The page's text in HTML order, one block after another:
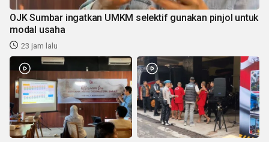
OJK Sumbar ingatkan UMKM selektif gunakan pinjol untuk
modal usaha
23 jam lalu